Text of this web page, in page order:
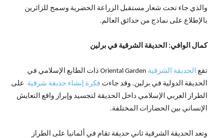
والذي جاء تحت شعار مستقبل الزراعة الحضرية وسمح للزائرين
بالإطلاع على نماذج من حدائق العالم.
كمال الوافي: الحديقة الشرقية في برلين
تقع الحديقة الشرقية
Oriental Garden ذات الطابع الإسلامي في
الحديقة الدولية في برلين. وقد جاءت فكرة إنشاء حديقة شرقية على
الطراز العربي الإسلامي داخل الحديقة لتجسيد وإبراز واقع التعايش
الإنساني بين الحضارات المختلفة.
وتعد الحديقة الشرقية ثاني حديقة تقام في ألمانيا على الطراز